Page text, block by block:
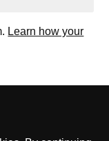
Learn how your